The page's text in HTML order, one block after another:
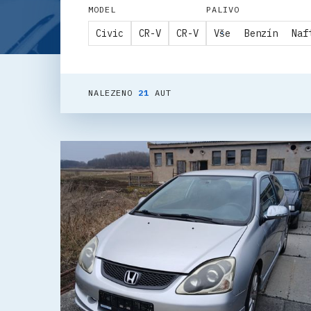
MODEL
Civic CR-V CR-V
PALIVO
Vše Benzín
NALEZENO 21 AUT